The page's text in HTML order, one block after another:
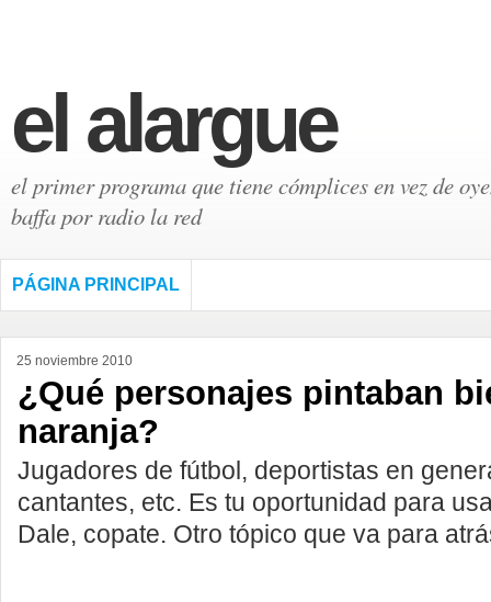
el alargue
el primer programa que tiene cómplices en vez de
baffa por radio la red
PÁGINA PRINCIPAL
25 noviembre 2010
¿Qué personajes pintaban
naranja?
Jugadores de fútbol, deportistas en
cantantes, etc. Es tu oportunidad para
Dale, copate. Otro tópico que va para